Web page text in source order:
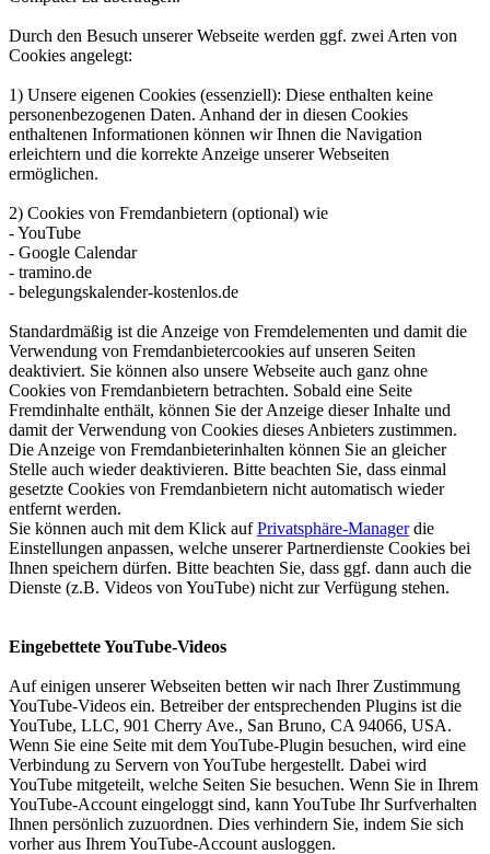
Durch den Besuch unserer Webseite werden ggf. zwei Arten von
Cookies angelegt:
1) Unsere eigenen Cookies (essenziell): Diese enthalten keine
personenbezogenen Daten. Anhand der in diesen Cookies
enthaltenen Informationen können wir Ihnen die Navigation
erleichtern und die korrekte Anzeige unserer Webseiten
ermöglichen.
2) Cookies von Fremdanbietern (optional) wie
- YouTube
- Google Calendar
- tramino.de
- belegungskalender-kostenlos.de
Standardmäßig ist die Anzeige von Fremdelementen und damit die
Verwendung von Fremdanbietercookies auf unseren Seiten
deaktiviert. Sie können also unsere Webseite auch ganz ohne
Cookies von Fremdanbietern betrachten. Sobald eine Seite
Fremdinhalte enthält, können Sie der Anzeige dieser Inhalte und
damit der Verwendung von Cookies dieses Anbieters zustimmen.
Die Anzeige von Fremdanbieterinhalten können Sie an gleicher
Stelle auch wieder deaktivieren. Bitte beachten Sie, dass einmal
gesetzte Cookies von Fremdanbietern nicht automatisch wieder
entfernt werden.
Sie können auch mit dem Klick aufPrivatsphäre-Managerdie
Einstellungen anpassen, welche unserer Partnerdienste Cookies bei
Ihnen speichern dürfen. Bitte beachten Sie, dass ggf. dann auch die
Dienste (z.B. Videos von YouTube) nicht zur Verfügung stehen.
Eingebettete YouTube-Videos
Auf einigen unserer Webseiten betten wir nach Ihrer Zustimmung
YouTube-Videos ein. Betreiber der entsprechenden Plugins ist die
YouTube, LLC, 901 Cherry Ave., San Bruno, CA 94066, USA.
Wenn Sie eine Seite mit dem YouTube-Plugin besuchen, wird eine
Verbindung zu Servern von YouTube hergestellt. Dabei wird
YouTube mitgeteilt, welche Seiten Sie besuchen. Wenn Sie in Ihrem
YouTube-Account eingeloggt sind, kann YouTube Ihr Surfverhalten
Ihnen persönlich zuzuordnen. Dies verhindern Sie, indem Sie sich
vorher aus Ihrem YouTube-Account ausloggen.